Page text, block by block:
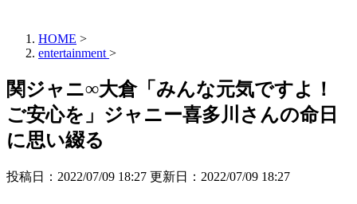
HOME >
entertainment >
関ジャニ∞大倉「みんな元気ですよ！
ご安心を」ジャニー喜多川さんの命日
に思い綴る
投稿日：2022/07/09 18:27 更新日： 2022/07/09 18:27